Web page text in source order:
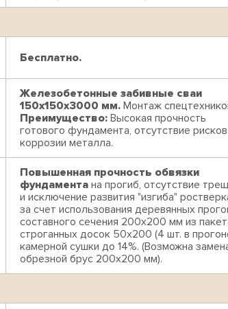
Бесплатно.
Железобетонные забивные сваи
150х150х3000 мм. Монтаж
Преимущество: Высокая прочность
готового фундамента, отсутствие рисков
коррозии металла.
Повышенная прочность обвязки
фундамента на прогиб, отсутствие
и исключение развития "изгиба"
за счет использования деревянных
составного сечения 200х200 мм из
строганных досок 50х200 (4 шт. в
камерной сушки до 14%. (Возможна
обрезной брус 200х200 мм).